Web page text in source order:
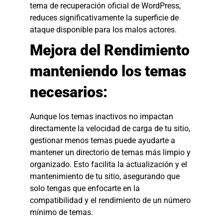
tema de recuperación oficial de WordPress,
reduces significativamente la superficie de
ataque disponible para los malos actores.
Mejora del Rendimiento
manteniendo los temas
necesarios:
Aunque los temas inactivos no impactan
directamente la velocidad de carga de tu sitio,
gestionar menos temas puede ayudarte a
mantener un directorio de temas más limpio y
organizado. Esto facilita la actualización y el
mantenimiento de tu sitio, asegurando que
solo tengas que enfocarte en la
compatibilidad y el rendimiento de un número
mínimo de temas.